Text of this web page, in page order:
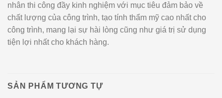
nhân thi công đầy kinh nghiệm với mục tiêu đảm bảo về
chất lượng của công trình, tạo tính thẩm mỹ cao nhất cho
công trình, mang lại sự hài lòng cũng như giá trị sử dụng
tiện lợi nhất cho khách hàng.
SẢN PHẨM TƯƠNG TỰ